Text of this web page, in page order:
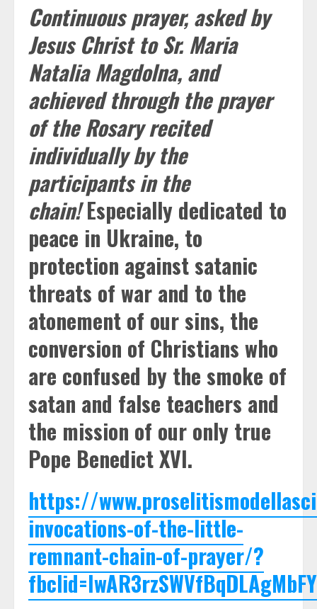
Continuous prayer, asked by
Jesus Christ to Sr. Maria
Natalia Magdolna, and
achieved through the prayer
of the Rosary recited
individually by the
participants in the
chain!Especially dedicated to
peace in Ukraine, to
protection against satanic
threats of war and to the
atonement of our sins, the
conversion of Christians who
are confused by the smoke of
satan and false teachers and
the mission of our only true
Pope Benedict XVI.
https://
invocations-of-the-little-
remnant-chain-of-prayer/?